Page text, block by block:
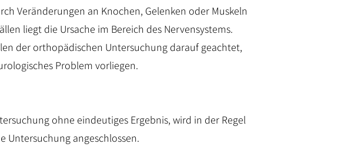
Veränderungen an Knochen, Gelenken oder Muskeln
liegt die Ursache im Bereich des Nervensystems.
der orthopädischen Untersuchung darauf geachtet,
Problem vorliegen.
ohne eindeutiges Ergebnis, wird in der Regel
Untersuchung angeschlossen.